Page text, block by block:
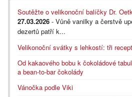
Soutěžte o velikonoční balíčky Dr.
27.03.2026 - Vůně vanilky a čerstvě
dezertů patří k...
Velikonoční svátky s lehkostí: tři
Od kakaového bobu k čokoládové
a bean-to-bar čokolády
Vánočka podle Viki